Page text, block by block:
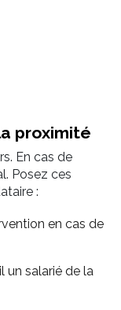
proximité
En cas de
Posez ces
:
en cas de
un salarié de la